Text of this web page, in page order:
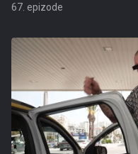
67. epizode